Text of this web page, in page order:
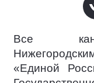
Все
«Единой